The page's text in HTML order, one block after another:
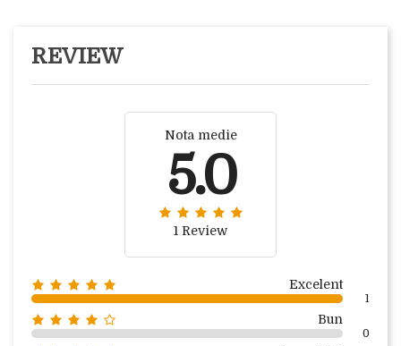
REVIEW
Nota medie
5.0
1 Review
Excelent
1
Bun
0